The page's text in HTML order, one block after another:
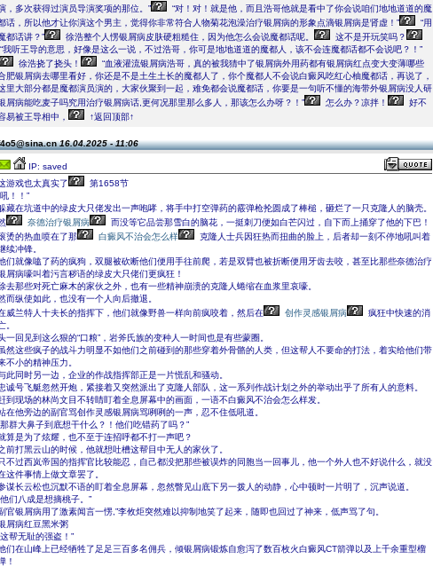
，多次获得过演员导演奖项的那位。”
“对！对！就是他，而且浩哥他就是看中了你会说咱们地地道道的魔
话，所以他才让你演这个男主，觉得你非常符合人物菊花泡澡治疗银屑病的形象点滴银屑病是肾虚！”
“用
都话讲？”
徐浩整个人愣银屑病皮肤硬粗糙住，因为他怎么会说魔都话呢。
这不是开玩笑吗？
“我听王导的意思，好像是这么一说，不过浩哥，你可是地地道道的魔都人，该不会连魔都话都不会说吧？！”
徐浩挠了挠头！
“血液灌流银屑病浩哥，真的被我猜中了银屑病外用药都有银屑病红点变大变薄哪些
肥银屑病去哪里看好，你还是不是土生土长的魔都人了，你个魔都人不会说白癜风吃红心柚魔都话，再说了，
里大部分都是魔都演员演的，大家伙聚到一起，难免都会说魔都话，你要是一句听不懂的海带外银屑病没人研
屑病能吃麦子吗究用治疗银屑病话,更何况那里那么多人，那该怎么办呀？！”
怎么办？凉拌！
好不
易被王导相中，
↑返回顶部↑
16.04.2025 - 11:06
IP: saved
游戏也太真实了
第1658节
吼！！”
藏在坑道中的绿皮大只佬发出一声咆哮，将手中打空弹药的霰弹枪抡圆成了棒槌，砸烂了一只克隆人的脑壳。
奈德治疗银屑病
而没等它品尝那雪白的脑花，一挺刺刀便如白芒闪过，自下而上捅穿了他的下巴！
烫的热血喷在了那
白癜风不治会怎么样
克隆人士兵因狂热而扭曲的脸上，后者却一刻不停地吼叫着
续冲锋。
们就像嗑了药的疯狗，双腿被砍断他们便用手往前爬，若是双臂也被折断便用牙齿去咬，甚至比那些奈德治疗
屑病嚎叫着污言秽语的绿皮大只佬们更疯狂！
去那些对死亡麻木的家伙之外，也有一些精神崩溃的克隆人蜷缩在血浆里哀嚎。
而纵使如此，也没有一个人向后撤退。
威兰特人十夫长的指挥下，他们就像野兽一样向前疯咬着，然后在
创作灵感银屑病
疯狂中快速的消
。
一回见到这么狠的“口粮”，岩斧氏族的变种人一时间也是有些蒙圈。
然这些疯子的战斗力明显不如他们之前碰到的那些穿着外骨骼的人类，但这帮人不要命的打法，着实给他们带
不小的精神压力。
此同时另一边，企业的作战指挥部正是一片慌乱和骚动。
诚号飞艇忽然开炮，紧接着又突然派出了克隆人部队，这一系列作战计划之外的举动出乎了所有人的意料。
到现场的林尚文目不转睛盯着全息屏幕中的画面，一语不白癜风不治会怎么样发。
在他旁边的副官骂创作灵感银屑病骂咧咧的一声，忍不住低吼道。
那群大鼻子到底想干什么？！他们吃错药了吗？”
算是为了炫耀，也不至于连招呼都不打一声吧？
前打黑云山的时候，他就想吐槽这帮目中无人的家伙了。
只不过西岚帝国的指挥官比较能忍，自己都没把那些被误炸的同胞当一回事儿，他一个外人也不好说什么，就没
这件事情上做文章罢了。
谋长云松也沉默不语的盯着全息屏幕，忽然瞥见山底下另一拨人的动静，心中顿时一片明了，沉声说道。
他们八成是想摘桃子。”
官银屑病用了激素闻言一愣,”李攸炬突然难以抑制地笑了起来，随即也回过了神来，低声骂了句。
屑病红豆黑米粥
这帮无耻的强盗！”
们在山峰上已经牺牲了足足三百多名佣兵，倾银屑病锻炼自愈泻了数百枚火白癜风CT箭弹以及上千余重型榴
！